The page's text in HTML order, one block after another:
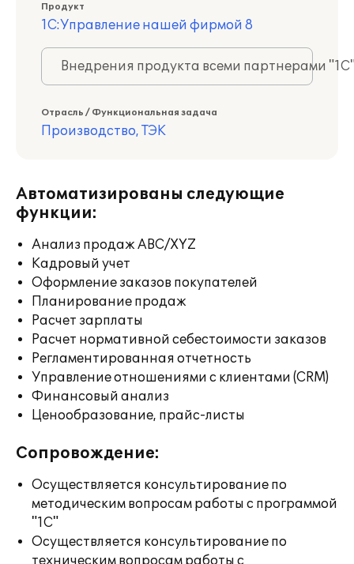
Продукт
1С:Управление нашей фирмой 8
Внедрения продукта всеми партнерами
Отрасль / Функциональная задача
Производство, ТЭК
Автоматизированы следующие
функции:
Анализ продаж ABC/XYZ
Кадровый учет
Оформление заказов покупателей
Планирование продаж
Расчет зарплаты
Расчет нормативной себестоимости заказов
Регламентированная отчетность
Управление отношениями с клиентами (CRM)
Финансовый анализ
Ценообразование, прайс-листы
Сопровождение:
Осуществляется консультирование по
методическим вопросам работы с программой
"1С"
Осуществляется консультирование по
техническим вопросам работы с